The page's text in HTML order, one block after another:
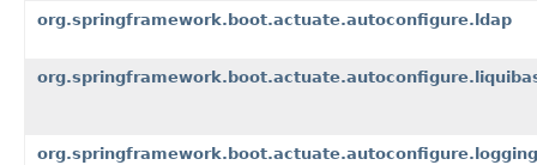
org.springframework.boot.actuate.autoconfigure.ldap
org.springframework.boot.actuate.autoconfigure.logging